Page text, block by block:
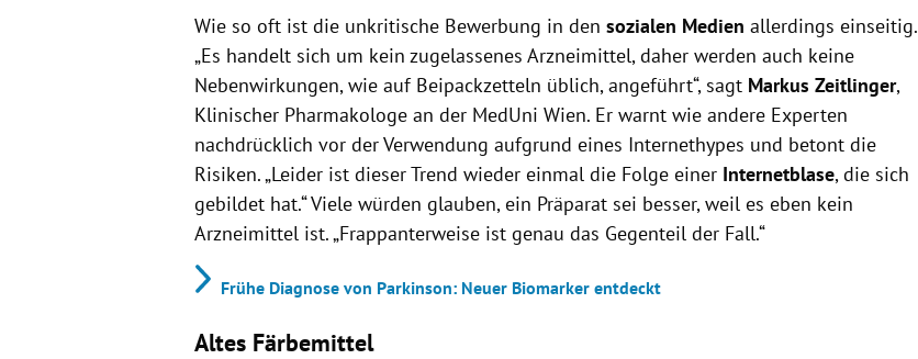
Wie so oft ist die unkritische Bewerbung in den sozialen Medien allerdings einseitig.
„Es handelt sich um kein zugelassenes Arzneimittel, daher werden auch keine
Nebenwirkungen, wie auf Beipackzetteln üblich, angeführt“, sagtMarkus Zeitlinger,
Klinischer Pharmakologe an der MedUni Wien. Er warnt wie andere Experten
nachdrücklich vor der Verwendung aufgrund eines Internethypes und betont die
Risiken. „Leider ist dieser Trend wieder einmal die Folge einerInternetblase, die sich
gebildet hat.“ Viele würden glauben, ein Präparat sei besser, weil es eben kein
Arzneimittel ist. „Frappanterweise ist genau das Gegenteil der Fall.“
Frühe Diagnose von Parkinson: Neuer Biomarker entdeckt
Altes Färbemittel